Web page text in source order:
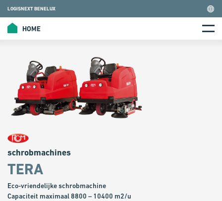
to
content
LOGISNEXT BENELUX
HOME
HOME Menu
schrobmachines
TERA
Eco-vriendelijke schrobmachine
Capaciteit maximaal 8800 – 10400 m2/u